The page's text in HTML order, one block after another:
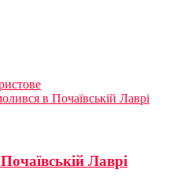
в Почаївській Лаврі
Лаврі